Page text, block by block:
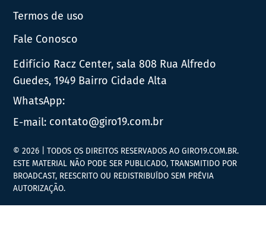
Termos de uso
Fale Conosco
Edifício Racz Center, sala 808 Rua Alfredo
Guedes, 1949 Bairro Cidade Alta
WhatsApp:
E-mail: contato@giro19.com.br
© 2026 | TODOS OS DIREITOS RESERVADOS AO GIRO19.COM.BR.
ESTE MATERIAL NÃO PODE SER PUBLICADO, TRANSMITIDO POR
BROADCAST, REESCRITO OU REDISTRIBUÍDO SEM PRÉVIA
AUTORIZAÇÃO.